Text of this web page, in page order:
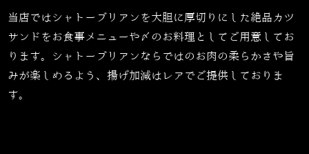
当店ではシャトーブリアンを大胆に厚切りにした絶品カツ
サンドをお食事メニューや〆のお料理としてご用意してお
ります。シャトーブリアンならではのお肉の柔らかさや旨
みが楽しめるよう、揚げ加減はレアでご提供しておりま
す。